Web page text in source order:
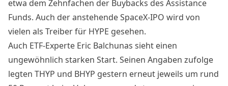
etwa dem Zehnfachen der Buybacks des Assistance
Funds. Auch deranstehende SpaceX-IPO wird von
vielen als Treiber für HYPE gesehen.
Auch ETF-Experte Eric Balchunas sieht einen
ungewöhnlich starken Start. Seinen Angaben zufolge
legten THYP und BHYP gestern erneut jeweils um rund